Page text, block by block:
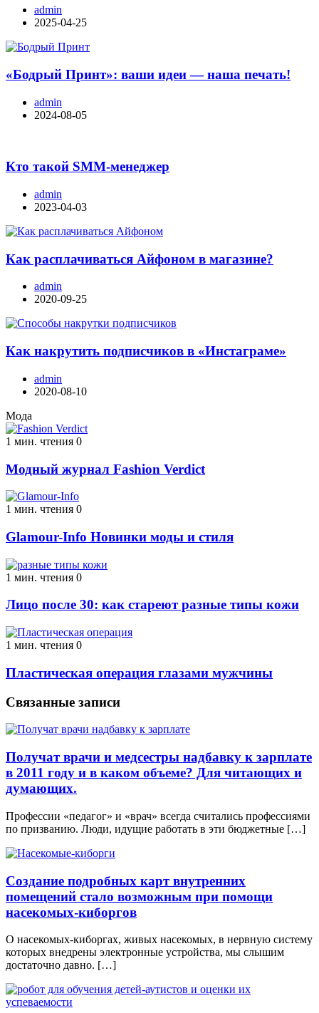
admin
2025-04-25
«Бодрый Принт»: ваши идеи — наша печать!
admin
2024-08-05
Кто такой SMM-менеджер
admin
2023-04-03
Как расплачиваться Айфоном в магазине?
admin
2020-09-25
Как накрутить подписчиков в «Инстаграме»
admin
2020-08-10
Мода
1 мин. чтения 0
Модный журнал Fashion Verdict
1 мин. чтения 0
Glamour-Info Новинки моды и стиля
1 мин. чтения 0
Лицо после 30: как стареют разные типы кожи
1 мин. чтения 0
Пластическая операция глазами мужчины
Связанные записи
Получат врачи и медсестры надбавку к зарплате
в 2011 году и в каком объеме? Для читающих и
думающих.
Профессии «педагог» и «врач» всегда считались профессиями
по призванию. Люди, идущие работать в эти бюджетные […]
Создание подробных карт внутренних
помещений стало возможным при помощи
насекомых-киборгов
О насекомых-киборгах, живых насекомых, в нервную систему
которых внедрены электронные устройства, мы слышим
достаточно давно. […]